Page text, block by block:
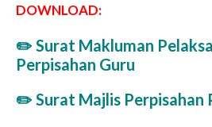
DOWNLOAD:
✏️Surat Makluman
Perpisahan Guru
✏️Surat Majlis Perpisahan